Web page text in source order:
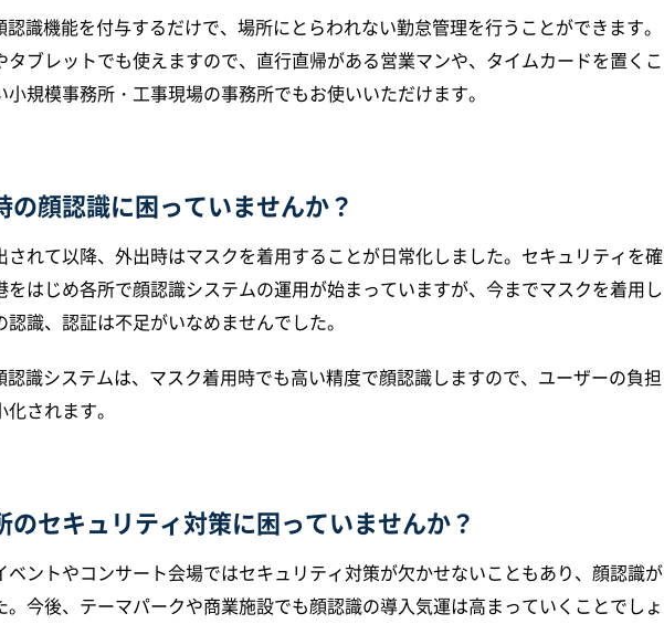
識機能を付与するだけで、場所にとらわれない勤怠管理を行うことができます。
タブレットでも使えますので、直行直帰がある営業マンや、タイムカードを置くこ
小規模事務所・工事現場の事務所でもお使いいただけます。
の顔認識に困っていませんか？
されて以降、外出時はマスクを着用することが日常化しました。セキュリティを確
をはじめ各所で顔認識システムの運用が始まっていますが、今までマスクを着用し
識、認証は不足がいなめませんでした。
識システムは、マスク着用時でも高い精度で顔認識しますので、ユーザーの負担
されます。
のセキュリティ対策に困っていませんか？
ベントやコンサート会場ではセキュリティ対策が欠かせないこともあり、顔認識が
。今後、テーマパークや商業施設でも顔認識の導入気運は高まっていくことでしょ